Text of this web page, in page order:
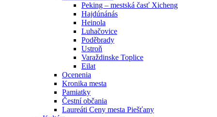
Peking – mestská časť Xicheng
Hajdúnánás
Heinola
Luhačovice
Poděbrady
Ustroň
Varaždinske Toplice
Eilat
Ocenenia
Kronika mesta
Pamiatky
Čestní občania
Laureáti Ceny mesta Piešťany